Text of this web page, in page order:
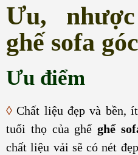
Ưu,
ghế sofa góc
Ưu điểm
◊ Chất liệu đẹp và bền,
tuổi thọ của ghếghế
chất liệu vải sẽ có nét